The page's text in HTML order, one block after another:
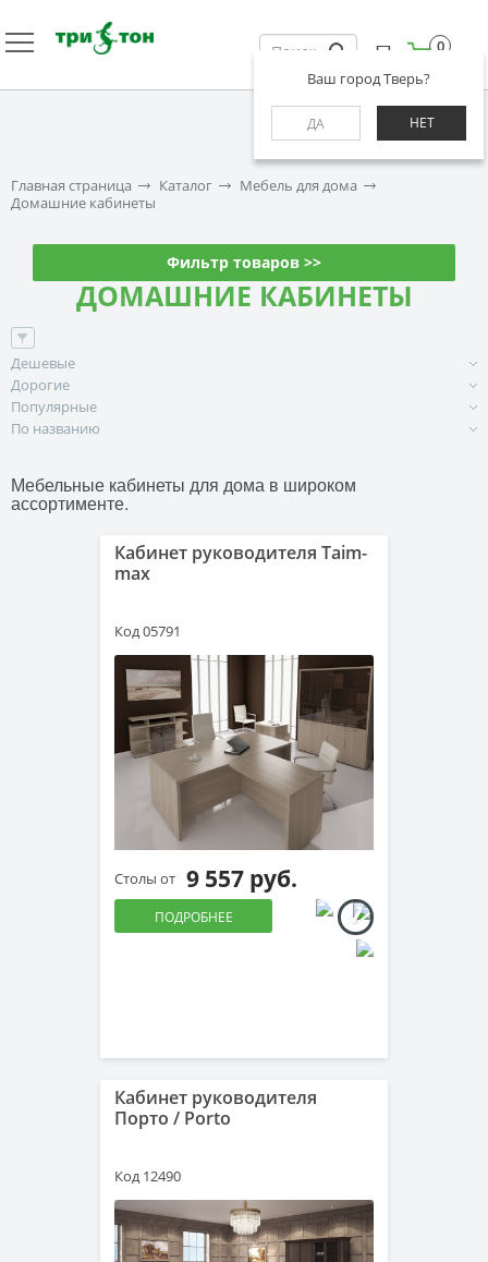
Ваш город Тверь?
ДА НЕТ
0
Главная страница Каталог
Мебель для дома
Домашние кабинеты
Фильтр товаров >>
ДОМАШНИЕ КАБИНЕТЫ
Дешевые
Дорогие
Популярные
По названию
Мебельные кабинеты для дома в широком
ассортименте.
Кабинет руководителя Taim-
max
Код 05791
Столы от 9 557 руб.
ПОДРОБНЕЕ
Кабинет руководителя
Порто / Porto
Код 12490